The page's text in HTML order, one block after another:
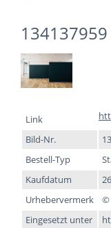
134137959
Link
Bild-Nr.
Bestell-Typ
Kaufdatum
Urhebervermerk
©
Eingesetzt unter